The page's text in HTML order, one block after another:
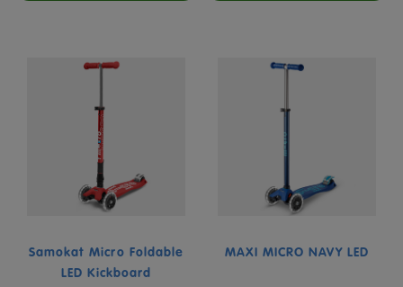
Samokat Micro Foldable
LED Kickboard
MAXI MICRO NAVY LED